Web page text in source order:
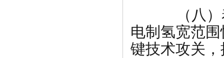
（八）着
电制氢宽范
键技术攻关